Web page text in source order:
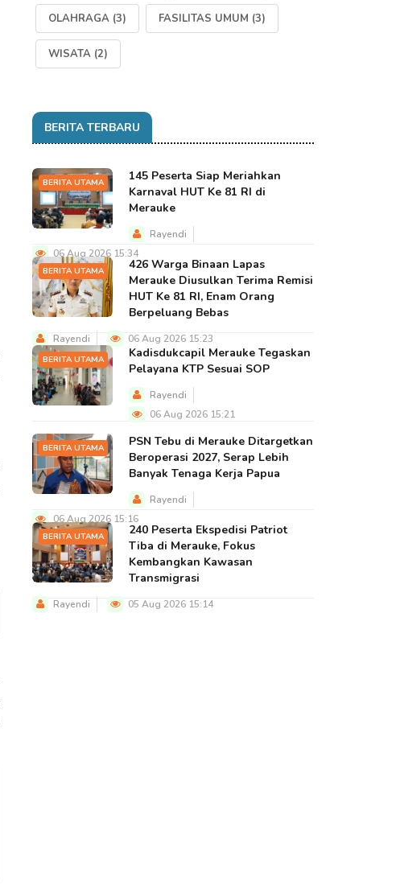
OLAHRAGA (3) FASILITAS UMUM (3)
WISATA (2)
BERITA TERBARU
BERITA UTAMA
145 Peserta Siap Meriahkan
Karnaval HUT Ke 81 RI di
Merauke
Rayendi
06 Aug 2026 15:34
BERITA UTAMA
426 Warga Binaan Lapas
Merauke Diusulkan Terima Remisi
HUT Ke 81 RI, Enam Orang
Berpeluang Bebas
Rayendi 06 Aug 2026 15:23
BERITA UTAMA
Kadisdukcapil Merauke Tegaskan
Pelayana KTP Sesuai SOP
Rayendi
06 Aug 2026 15:21
BERITA UTAMA
PSN Tebu di Merauke Ditargetkan
Beroperasi 2027, Serap Lebih
Banyak Tenaga Kerja Papua
Rayendi
06 Aug 2026 15:16
BERITA UTAMA
240 Peserta Ekspedisi Patriot
Tiba di Merauke, Fokus
Kembangkan Kawasan
Transmigrasi
Rayendi 05 Aug 2026 15:14